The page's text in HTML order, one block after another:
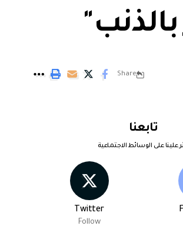
Share
تابعنا
علينا على الوسائط الاجتماعية
Twitter
Follow